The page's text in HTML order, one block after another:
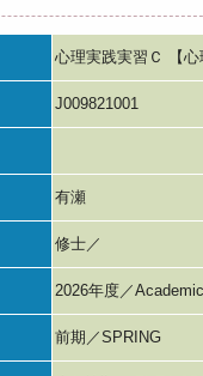
心理実践実習Ｃ 【
J009821001
有瀬
修士／
2026年度／
前期／SPRING